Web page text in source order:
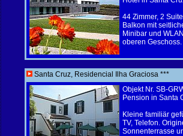
44 Zimmer, 2
Balkon mit
Minibar und
oberen Geschoss.
Santa Cruz, Residencial Ilha Graciosa ***
Objekt Nr. SB-
Pension in Santa
Kleine familiär
TV, Telefon.
Sonnenterrasse